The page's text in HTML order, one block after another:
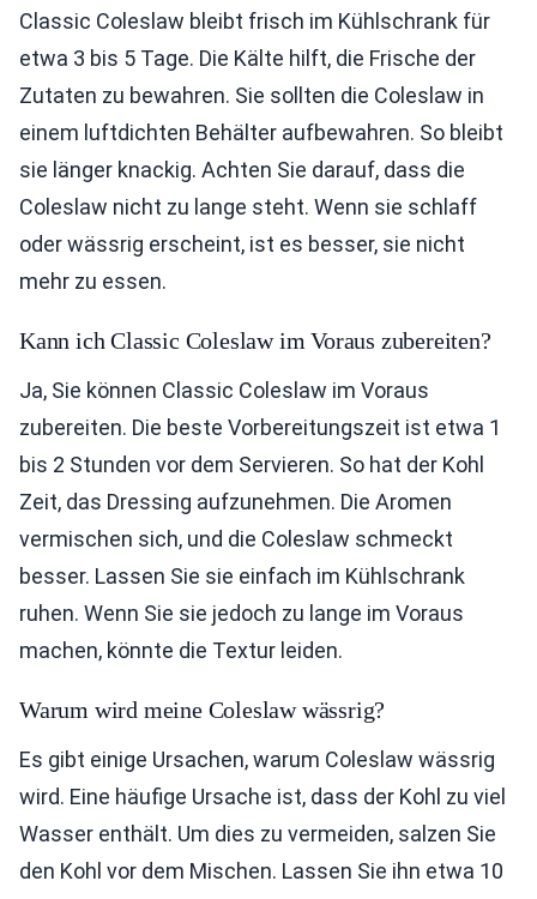
Classic Coleslaw bleibt frisch im Kühlschrank für
etwa 3 bis 5 Tage. Die Kälte hilft, die Frische der
Zutaten zu bewahren. Sie sollten die Coleslaw in
einem luftdichten Behälter aufbewahren. So bleibt
sie länger knackig. Achten Sie darauf, dass die
Coleslaw nicht zu lange steht. Wenn sie schlaff
oder wässrig erscheint, ist es besser, sie nicht
mehr zu essen.
Kann ich Classic Coleslaw im Voraus zubereiten?
Ja, Sie können Classic Coleslaw im Voraus
zubereiten. Die beste Vorbereitungszeit ist etwa 1
bis 2 Stunden vor dem Servieren. So hat der Kohl
Zeit, das Dressing aufzunehmen. Die Aromen
vermischen sich, und die Coleslaw schmeckt
besser. Lassen Sie sie einfach im Kühlschrank
ruhen. Wenn Sie sie jedoch zu lange im Voraus
machen, könnte die Textur leiden.
Warum wird meine Coleslaw wässrig?
Es gibt einige Ursachen, warum Coleslaw wässrig
wird. Eine häufige Ursache ist, dass der Kohl zu viel
Wasser enthält. Um dies zu vermeiden, salzen Sie
den Kohl vor dem Mischen. Lassen Sie ihn etwa 10